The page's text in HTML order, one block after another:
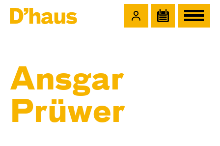
Ansgar
Prüwer